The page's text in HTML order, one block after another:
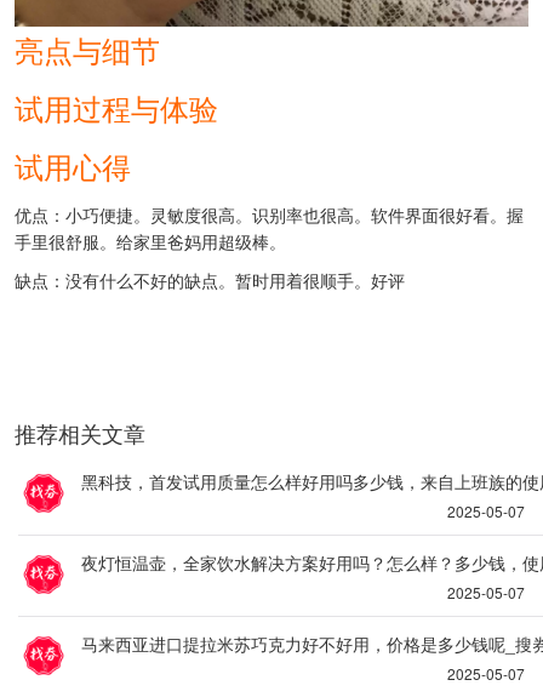
亮点与细节
试用过程与体验
试用心得
优点：小巧便捷。灵敏度很高。识别率也很高。软件界面很好看。握
手里很舒服。给家里爸妈用超级棒。
缺点：没有什么不好的缺点。暂时用着很顺手。好评
推荐相关文章
黑科技，首发试用质量怎么样好用吗多少钱，来自上班族的
2025-05-07
夜灯恒温壶，全家饮水解决方案好用吗？怎么样？多少钱，
2025-05-07
马来西亚进口提拉米苏巧克力好不好用，价格是多少钱呢_搜
2025-05-07